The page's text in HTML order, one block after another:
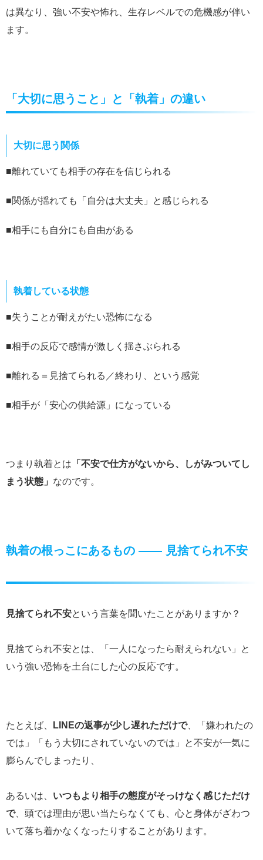
は異なり、強い不安や怖れ、生存レベルでの危機感が伴い
ます。
「大切に思うこと」と「執着」の違い
大切に思う関係
■離れていても相手の存在を信じられる
■関係が揺れても「自分は大丈夫」と感じられる
■相手にも自分にも自由がある
執着している状態
■失うことが耐えがたい恐怖になる
■相手の反応で感情が激しく揺さぶられる
■離れる＝見捨てられる／終わり、という感覚
■相手が「安心の供給源」になっている
つまり執着とは 「不安で仕方がないから、しがみついてし
まう状態」 なのです。
執着の根っこにあるもの ―― 見捨てられ不安
見捨てられ不安という言葉を聞いたことがありますか？
見捨てられ不安とは、「一人になったら耐えられない」と
いう強い恐怖を土台にした心の反応です。
たとえば、 LINEの返事が少し遅れただけで、「嫌われたの
では」「もう大切にされていないのでは」と不安が一気に
膨らんでしまったり、
あるいは、 いつもより相手の態度がそっけなく感じただけ
で、頭では理由が思い当たらなくても、心と身体がざわつ
いて落ち着かなくなったりすることがあります。